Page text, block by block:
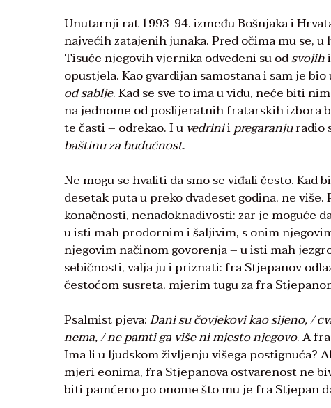
Unutarnji rat 1993-94. između Bošnjaka i
najvećih zatajenih junaka. Pred očima mu se,
Tisuće njegovih vjernika odvedeni su odsvojih
opustjela. Kao gvardijan samostana i sam je
od sablje. Kad se sve to ima u vidu, neće biti
na jednome od poslijeratnih fratarskih izbora
te časti – odrekao. I u vedriniipregaranjuradio
baštinu za budućnost.
Ne mogu se hvaliti da smo se viđali često. Kad
desetak puta u preko dvadeset godina, ne
konačnosti, nenadoknadivosti: zar je moguće
u isti mah prodornim i šaljivim, s onim
njegovim načinom govorenja – u isti mah
sebičnosti, valja ju i priznati: fra Stjepanov
čestoćom susreta, mjerim tugu za fra
Psalmist pjeva:Dani su čovjekovi kao sijeno, /
nema, / ne pamti ga više ni mjesto njegovo. A
Ima li u ljudskom življenju višega postignuća?
mjeri eonima, fra Stjepanova ostvarenost ne
biti pamćeno po onome što mu je fra Stjepan